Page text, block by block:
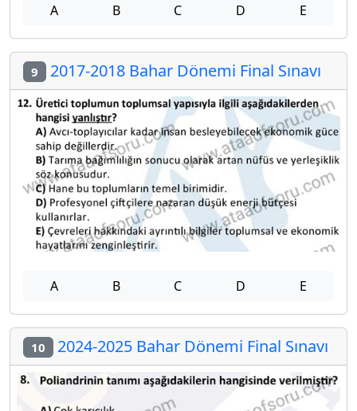
A B C D E
9 2017-2018 Bahar Dönemi Final Sınavı
A B C D E
10 2024-2025 Bahar Dönemi Final Sınavı